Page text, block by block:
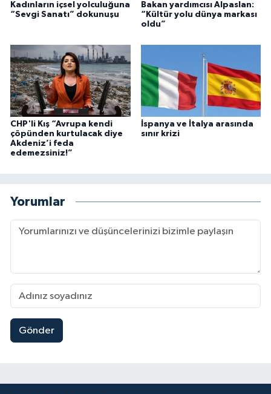
Kadınların içsel yolculuğuna
“Sevgi Sanatı” dokunuşu
Bakan yardımcısı Alpaslan:
“Kültür yolu dünya markası
oldu”
CHP'li Kış “Avrupa kendi
çöpünden kurtulacak diye
Akdeniz’i feda
edemezsiniz!”
İspanya ve İtalya arasında
sınır krizi
Yorumlar
Gönder